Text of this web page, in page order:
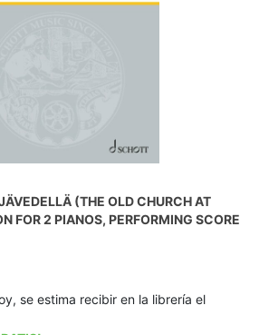
(THE OLD CHURCH AT
FOR 2 PIANOS, PERFORMING SCORE
se estima recibir en la librería el